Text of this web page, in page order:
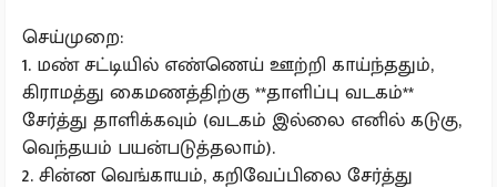
செய்முறை:
1. மண் சட்டியில் எண்ணெய் ஊற்றி காய்ந்ததும்,
கிராமத்து கைமணத்திற்கு **தாளிப்பு வடகம்**
சேர்த்து தாளிக்கவும் (வடகம் இல்லை எனில் கடுகு,
வெந்தயம் பயன்படுத்தலாம்).
2. சின்ன வெங்காயம், கறிவேப்பிலை சேர்த்து